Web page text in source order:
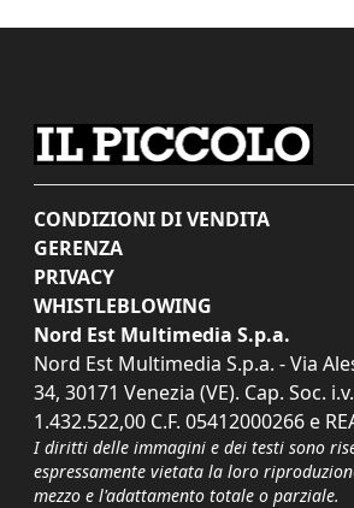
CONDIZIONI DI VENDITA
GERENZA
PRIVACY
WHISTLEBLOWING
Nord Est Multimedia S.p.a.
Nord Est Multimedia S.p.a. - Via
34, 30171 Venezia (VE). Cap. Soc.
1.432.522,00 C.F. 05412000266 e
I diritti delle immagini e dei testi sono
espressamente vietata la loro
mezzo e l'adattamento totale o parziale.